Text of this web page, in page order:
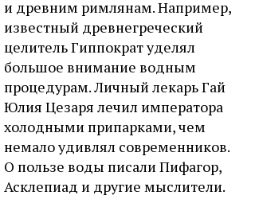
и древним римлянам. Например,
известный древнегреческий
целитель Гиппократ уделял
большое внимание водным
процедурам. Личный лекарь Гай
Юлия Цезаря лечил императора
холодными припарками, чем
немало удивлял современников.
О пользе воды писали Пифагор,
Асклепиад и другие мыслители.